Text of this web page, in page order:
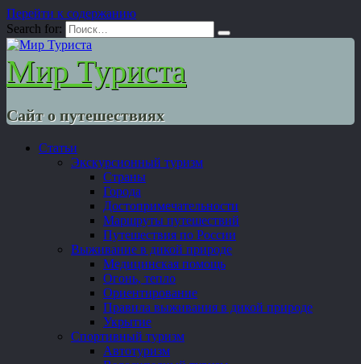
Перейти к содержанию
Search for:
Мир Туриста
Сайт о путешествиях
Статьи
Экскурсионный туризм
Страны
Города
Достопримечательности
Маршруты путешествий
Путешествия по России
Выживание в дикой природе
Медицинская помощь
Огонь, тепло
Ориентирование
Правила выживания в дикой природе
Укрытие
Спортивный туризм
Автотуризм